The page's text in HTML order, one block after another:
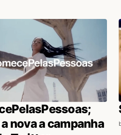
nova a campanha